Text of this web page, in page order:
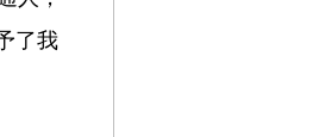
了我